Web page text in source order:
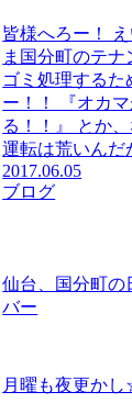
皆様へろー！
ま国分町のテ
ゴミ処理するた
ー！！ 『オカ
る！！』 とか
運転は荒いんだ
2017.06.05
ブログ
仙台、国分町の
バー
月曜も夜更か